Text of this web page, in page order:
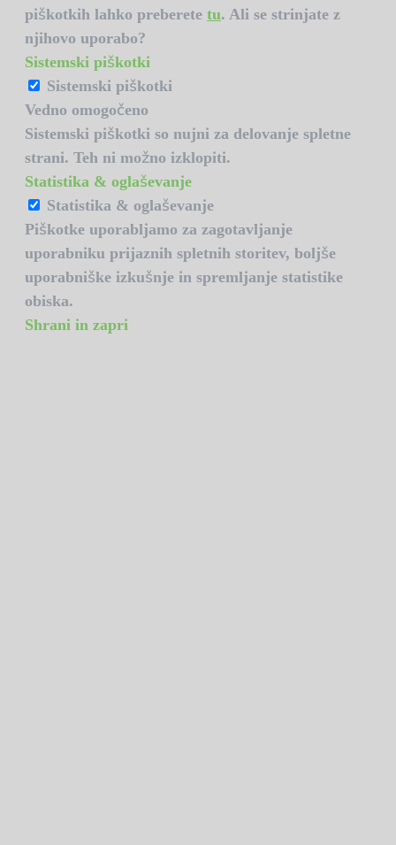
piškotkih lahko preberete tu. Ali se strinjate z
njihovo uporabo?
Sistemski piškotki
Sistemski piškotki
Vedno omogočeno
Sistemski piškotki so nujni za delovanje spletne
strani. Teh ni možno izklopiti.
Statistika & oglaševanje
Statistika & oglaševanje
Piškotke uporabljamo za zagotavljanje
uporabniku prijaznih spletnih storitev, boljše
uporabniške izkušnje in spremljanje statistike
obiska.
Shrani in zapri